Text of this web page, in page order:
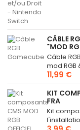
CÂBLE
"MOD
Câble
mod RGB
11,99 €
KIT
FRA
Kit